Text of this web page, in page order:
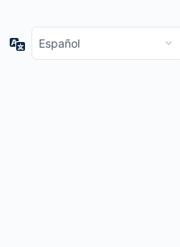
Idioma